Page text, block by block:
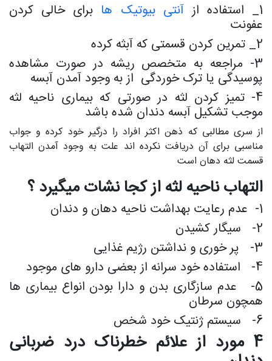
1_ استفاده از آنتی بیوتیک ها برای خالی کردن
عفونت
2_ تمرین کردن قسمتی که آبثه کرده
3- مراجعه به متخصص ریشه در صورت مشاهده
پوسیدگی یا ترک خوردگی از به وجود آمدن آبسه
4- تمیز کردن لثه در صورتی که بیماری ناحیه لثه
موجب تشکیل آبسه دندان شده باشد
از سری مطالبی که ذهن اکثر افراد را درگیر خود کرده و جواب
مناسبی برای آن دریافت نکرده اند علت به وجود آمدن التهاب
قسمت لثه دهان است
التهاب ناحیه لثه از کجا نشات میگیرد ؟
1- عدم رعایت بهداشت ناحیه دهان و دندان
2- سیگار کشیدن
3- پر خوری و نداشتن رژیم غذایی
4- استفاده خود سرانه از بعضی دارو های موجود
5- عدم سازگاری بدن و دارا بودن انواع بیماری ها
همچون سرطان
6- سیستم ژنتیک خود شخص
4 مورد از علائم خطرناک درد ضربانی